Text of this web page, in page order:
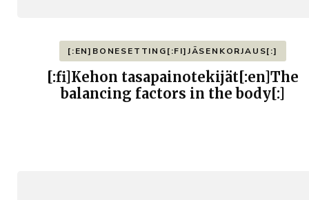
[:EN]BONESETTING[:FI]JÄSENKORJAUS[:]
[:fi]Kehon tasapainotekijät[:en]The
balancing factors in the body[:]